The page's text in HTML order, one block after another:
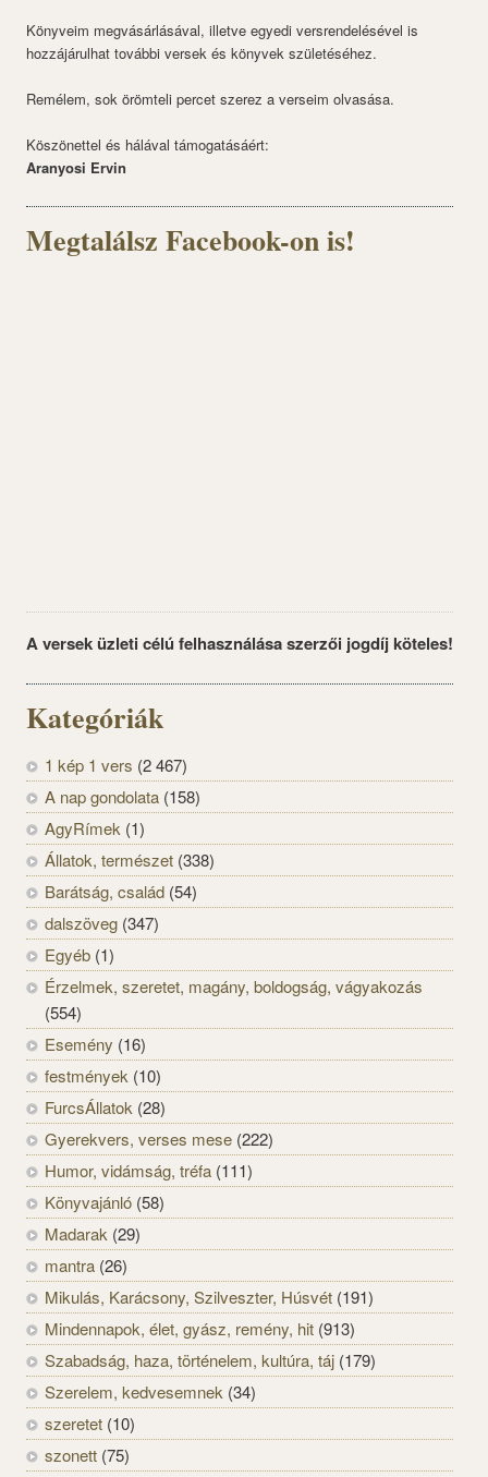
Könyveim megvásárlásával, illetve egyedi versrendelésével is
hozzájárulhat további versek és könyvek születéséhez.
Remélem, sok örömteli percet szerez a verseim olvasása.
Köszönettel és hálával támogatásáért:
Aranyosi Ervin
Megtalálsz Facebook-on is!
A versek üzleti célú felhasználása szerzői jogdíj köteles!
Kategóriák
1 kép 1 vers (2 467)
A nap gondolata (158)
AgyRímek (1)
Állatok, természet (338)
Barátság, család (54)
dalszöveg (347)
Egyéb (1)
Érzelmek, szeretet, magány, boldogság, vágyakozás
(554)
Esemény (16)
festmények (10)
FurcsÁllatok (28)
Gyerekvers, verses mese (222)
Humor, vidámság, tréfa (111)
Könyvajánló (58)
Madarak (29)
mantra (26)
Mikulás, Karácsony, Szilveszter, Húsvét (191)
Mindennapok, élet, gyász, remény, hit (913)
Szabadság, haza, történelem, kultúra, táj (179)
Szerelem, kedvesemnek (34)
szeretet (10)
szonett (75)